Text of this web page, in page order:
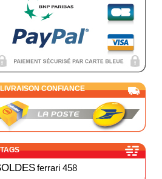
LIVRAISON CONFIANCE
TAGS
ferrari 458